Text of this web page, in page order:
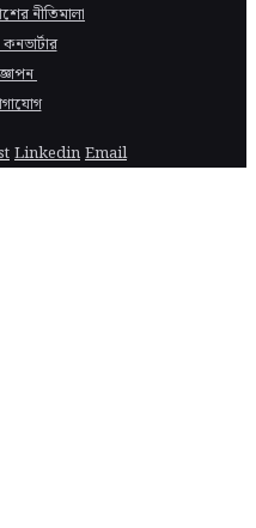
নীতিমালা
LinkedinEmail